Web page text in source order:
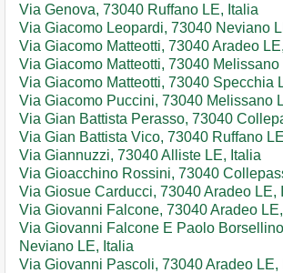
Via Genova, 73040 Ruffano LE, Italia
Via Giacomo Leopardi, 73040 Neviano
Via Giacomo Matteotti, 73040 Aradeo
Via Giacomo Matteotti, 73040 Melissano
Via Giacomo Matteotti, 73040 Specchia
Via Giacomo Puccini, 73040 Melissano
Via Gian Battista Perasso, 73040
Via Gian Battista Vico, 73040 Ruffano
Via Giannuzzi, 73040 Alliste LE, Italia
Via Gioacchino Rossini, 73040
Via Giosue Carducci, 73040 Aradeo LE,
Via Giovanni Falcone, 73040 Aradeo
Via Giovanni Falcone E Paolo
Neviano LE, Italia
Via Giovanni Pascoli, 73040 Aradeo LE,